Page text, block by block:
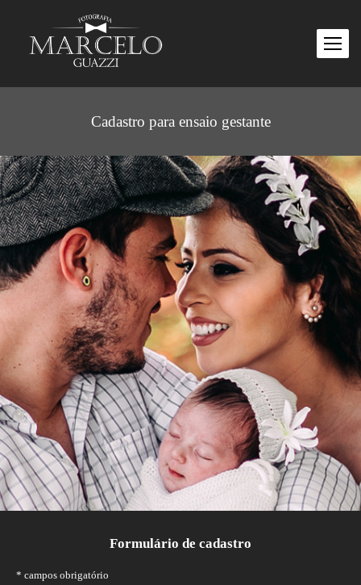
Cadastro para ensaio gestante
Formulário de cadastro
* campos obrigatório